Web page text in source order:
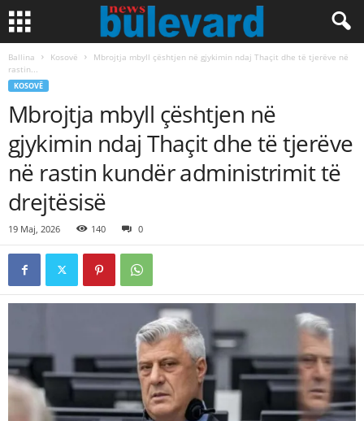
Ballina Kosovë
Mbrojtja mbyll çështjen në gjykimin ndaj Thaçit dhe të tjerëve në
rastin...
KOSOVË
Mbrojtja mbyll çështjen në
gjykimin ndaj Thaçit dhe të tjerëve
në rastin kundër administrimit të
drejtësisë
19 Maj, 2026 140 0